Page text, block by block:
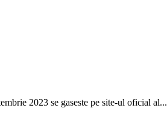
2023 se gaseste pe site-ul oficial al...